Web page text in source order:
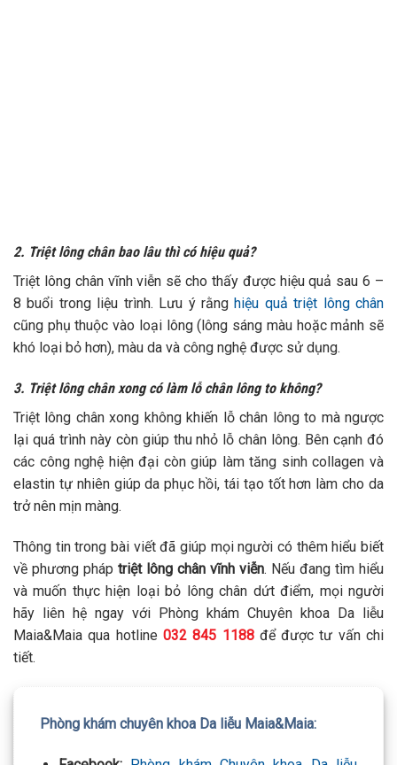
2. Triệt lông chân bao lâu thì có hiệu quả?
Triệt lông chân vĩnh viễn sẽ cho thấy được hiệu quả sau 6 –
8 buổi trong liệu trình. Lưu ý rằnghiệu quả triệt lông chân
cũng phụ thuộc vào loại lông (lông sáng màu hoặc mảnh sẽ
khó loại bỏ hơn), màu da và công nghệ được sử dụng.
3. Triệt lông chân xong có làm lỗ chân lông to không?
Triệt lông chân xong không khiến lỗ chân lông to mà ngược
lại quá trình này còn giúp thu nhỏ lỗ chân lông. Bên cạnh đó
các công nghệ hiện đại còn giúp làm tăng sinh collagen và
elastin tự nhiên giúp da phục hồi, tái tạo tốt hơn làm cho da
trở nên mịn màng.
Thông tin trong bài viết đã giúp mọi người có thêm hiểu biết
về phương pháp triệt lông chân vĩnh viễn. Nếu đang tìm hiểu
và muốn thực hiện loại bỏ lông chân dứt điểm, mọi người
hãy liên hệ ngay với Phòng khám Chuyên khoa Da liễu
Maia&Maia qua hotline 032 845 1188 để được tư vấn chi
tiết.
Phòng khám chuyên khoa Da liễu Maia&Maia: